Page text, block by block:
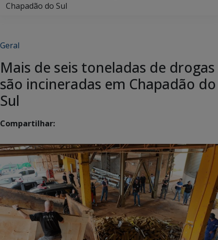
Chapadão do Sul
Geral
Mais de seis toneladas de drogas
são incineradas em Chapadão do
Sul
Compartilhar: